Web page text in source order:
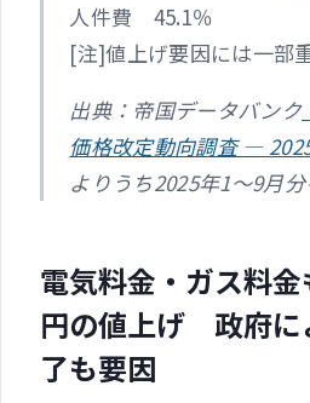
人件費 45.1％
[注]値上げ要因には一部
出典：帝国データバンク
価格改定動向調査 ―
よりうち2025年1～9月
電気料金・ガス料
円の値上げ 政府に
了も要因